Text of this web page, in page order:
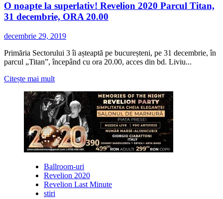
O noapte la superlativ! Revelion 2020 Parcul Titan,
31 decembrie, ORA 20.00
decembrie 29, 2019
Primăria Sectorului 3 îi așteaptă pe bucureșteni, pe 31 decembrie, în
parcul „Titan”, începând cu ora 20.00, acces din bd. Liviu...
Citește mai multCitește
multe
despre
O
noapte
la
superlativ!
Revelion
Parcul
Titan,
31
decembrie,
Ballroom-uri
Revelion 2020
Revelion Last Minute
stiri